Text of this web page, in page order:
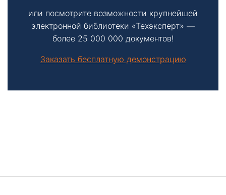
или посмотрите возможности крупнейшей
электронной библиотеки «Техэксперт» —
более 25 000 000 документов!
Заказать бесплатную демонстрацию